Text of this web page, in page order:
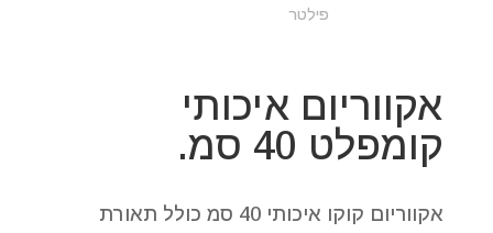
אקווריום איכותי
קומפלט 40 סמ.
אקווריום קוקו איכותי 40 סמ כולל תאורת